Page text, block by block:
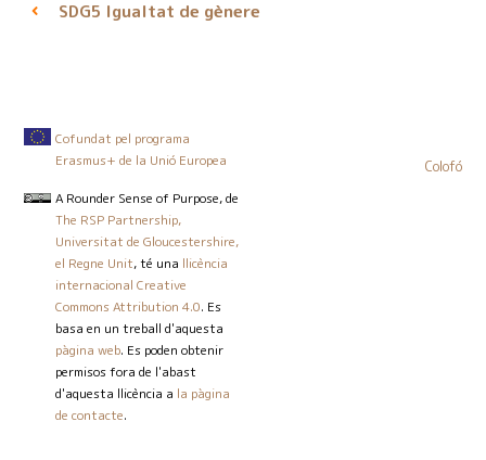
SDG5 Igualtat de gènere
Cofundat pel programa
Erasmus+ de la Unió Europea
A Rounder Sense of Purpose, de
The RSP Partnership,
Universitat de Gloucestershire,
el Regne Unit, té una llicència
internacional Creative
Commons Attribution 4.0. Es
basa en un treball d'aquesta
pàgina web. Es poden obtenir
permisos fora de l'abast
d'aquesta llicència a la pàgina
de contacte.
Colofó